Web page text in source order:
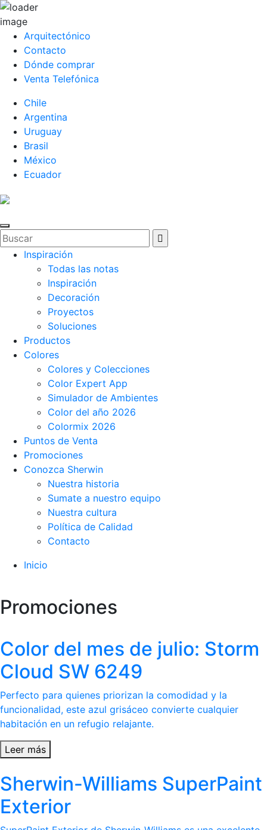
Arquitectónico
Contacto
Dónde comprar
Venta Telefónica
Chile
Argentina
Uruguay
Brasil
México
Ecuador
Inspiración
Todas las notas
Inspiración
Decoración
Proyectos
Soluciones
Productos
Colores
Colores y Colecciones
Color Expert App
Simulador de Ambientes
Color del año 2026
Colormix 2026
Puntos de Venta
Promociones
Conozca Sherwin
Nuestra historia
Sumate a nuestro equipo
Nuestra cultura
Política de Calidad
Contacto
Inicio
Promociones
Color del mes de julio: Storm
Cloud SW 6249
Perfecto para quienes priorizan la comodidad y la
funcionalidad, este azul grisáceo convierte cualquier
habitación en un refugio relajante.
Leer más
Sherwin-Williams SuperPaint
Exterior